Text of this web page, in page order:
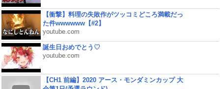
【衝撃】料理の失敗作がツッコミどころ満載だっ
た件wwwwww【#2】
youtube.com
誕生日おめでとう♡
youtube.com
【CH1 前編】2020 アース・モンダミンカップ 大